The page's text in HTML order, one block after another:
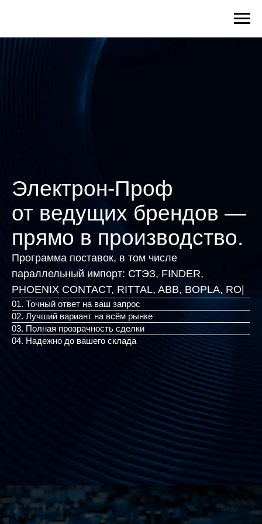
Электрон-Проф
от ведущих брендов —
прямо в производство.
Программа поставок, в том числе
параллельный импорт: СТЭЗ, FINDER,
PHOENIX CONTACT, RITTAL, AB|
01. Точный ответ на ваш запрос
02. Лучший вариант на всём рынке
03. Полная прозрачность сделки
04. Надежно до вашего склада